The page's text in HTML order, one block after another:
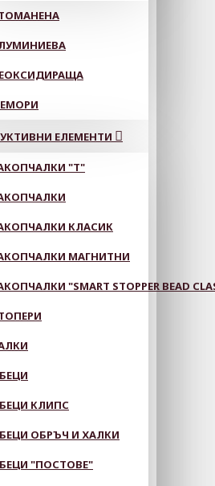
ЕЛЕМЕНТИ
"Т"
КЛАСИК
МАГНИТНИ
"SMART STOPPER BEAD
КЛИПС
ОБРЪЧ И ХАЛКИ
"ПОСТОВЕ"